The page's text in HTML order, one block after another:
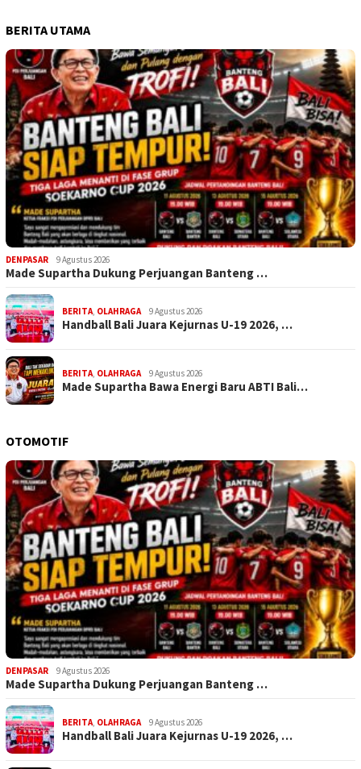
BERITA UTAMA
DENPASAR 9 Agustus 2026
Made Supartha Dukung Perjuangan Banteng …
BERITA OLAHRAGA 9 Agustus 2026
Handball Bali Juara Kejurnas U-19 2026, …
BERITA OLAHRAGA 9 Agustus 2026
Made Supartha Bawa Energi Baru ABTI Bali…
OTOMOTIF
DENPASAR 9 Agustus 2026
Made Supartha Dukung Perjuangan Banteng …
BERITA OLAHRAGA 9 Agustus 2026
Handball Bali Juara Kejurnas U-19 2026, …